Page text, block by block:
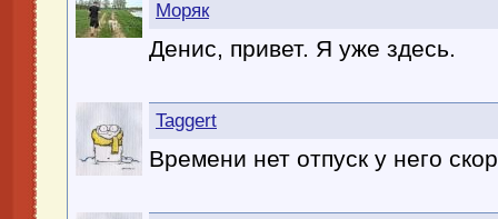
Моряк
Денис, привет. Я уже здесь.
Taggert
Времени нет отпуск у него